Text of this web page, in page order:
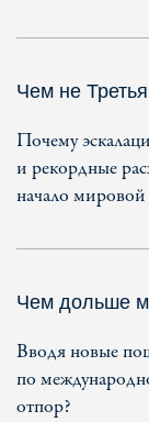
Чем не
Почему
и рекордные
начало
Чем дольше
Вводя новые
по
отпор?